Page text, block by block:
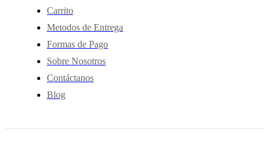
Carrito
Metodos de Entrega
Formas de Pago
Sobre Nosotros
Contáctanos
Blog